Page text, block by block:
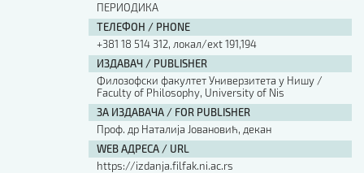
ПЕРИОДИКА
ТЕЛЕФОН / PHONE
+381 18 514 312, локал/ext 191,194
ИЗДАВАЧ / PUBLISHER
Филозофски факултет Универзитета у Нишу /
Faculty of Philosophy, University of Nis
ЗА ИЗДАВАЧА / FOR PUBLISHER
Проф. др Наталија Јовановић, декан
WEB АДРЕСА / URL
https://izdanja.filfak.ni.ac.rs